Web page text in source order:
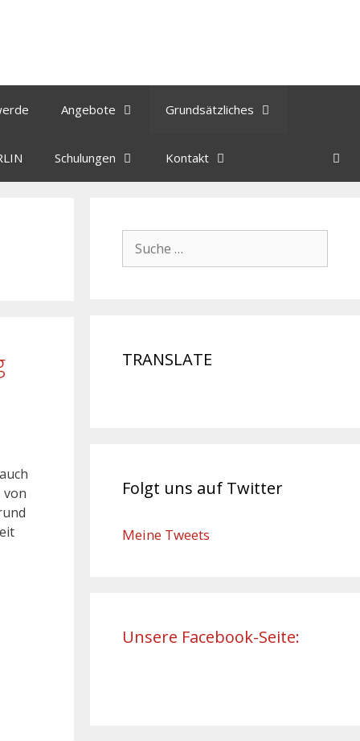
Angebote Grundsätzliches
Schulungen Kontakt
von
TRANSLATE
Folgt uns auf Twitter
Meine Tweets
Unsere Facebook-Seite: